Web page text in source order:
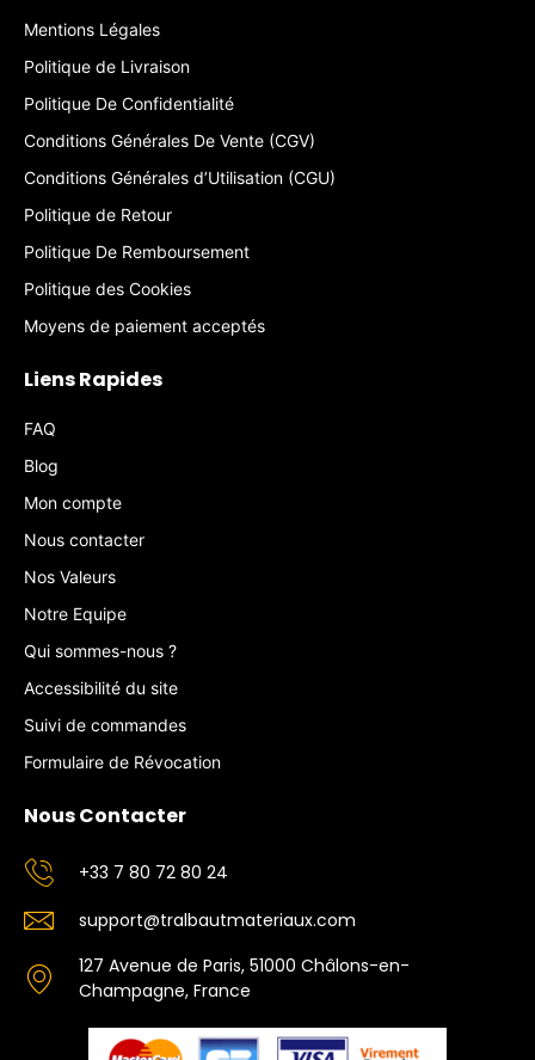
Mentions Légales
Politique de Livraison
Politique De Confidentialité
Conditions Générales De Vente (CGV)
Conditions Générales d’Utilisation (CGU)
Politique de Retour
Politique De Remboursement
Politique des Cookies
Moyens de paiement acceptés
Liens Rapides
FAQ
Blog
Mon compte
Nous contacter
Nos Valeurs
Notre Equipe
Qui sommes-nous ?
Accessibilité du site
Suivi de commandes
Formulaire de Révocation
Nous Contacter
+33 7 80 72 80 24
support@tralbautmateriaux.com
127 Avenue de Paris, 51000 Châlons-en-
Champagne, France